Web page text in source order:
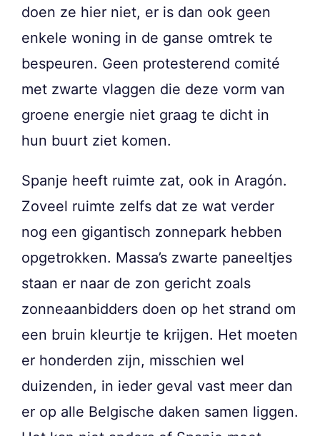
doen ze hier niet, er is dan ook geen
enkele woning in de ganse omtrek te
bespeuren. Geen protesterend comité
met zwarte vlaggen die deze vorm van
groene energie niet graag te dicht in
hun buurt ziet komen.
Spanje heeft ruimte zat, ook in Aragón.
Zoveel ruimte zelfs dat ze wat verder
nog een gigantisch zonnepark hebben
opgetrokken. Massa’s zwarte paneeltjes
staan er naar de zon gericht zoals
zonneaanbidders doen op het strand om
een bruin kleurtje te krijgen. Het moeten
er honderden zijn, misschien wel
duizenden, in ieder geval vast meer dan
er op alle Belgische daken samen liggen.